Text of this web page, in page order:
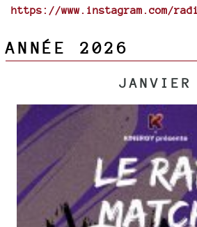
https://www.instagram.com/
ANNÉE 2026
JANVIER